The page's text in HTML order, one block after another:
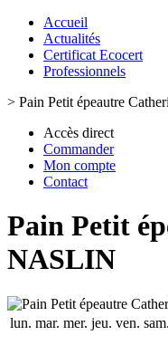
Accueil
Actualités
Certificat Ecocert
Professionnels
> Pain Petit épeautre
Accès direct
Commander
Mon compte
Contact
Pain Petit
NASLIN
lun. mar. mer. jeu. ven. sam.